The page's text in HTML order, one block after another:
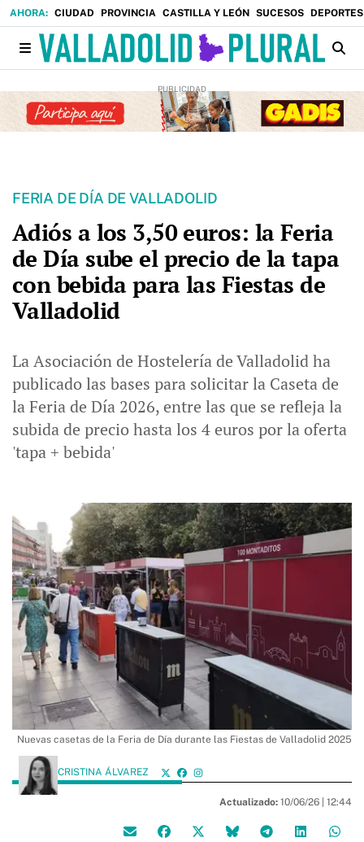
CIUDAD PROVINCIA CASTILLA Y LEÓN SUCESOS DEPORTES
FERIA DE DÍA DE VALLADOLID
Adiós a los 3,50 euros: la Feria
de Día sube el precio de la tapa
con bebida para las Fiestas de
Valladolid
La Asociación de Hostelería de Valladolid ha
publicado las bases para solicitar la Caseta de
la Feria de Día 2026, entre las que se refleja la
subida de precio hasta los 4 euros por la oferta
'tapa + bebida'
Nuevas casetas de la Feria de Día durante las Fiestas de Valladolid 2025
CRISTINA ÁLVAREZ
Actualizado: 10/06/26 | 12:44